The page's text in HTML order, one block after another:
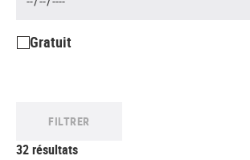
Gratuit
FILTRER
32 résultats